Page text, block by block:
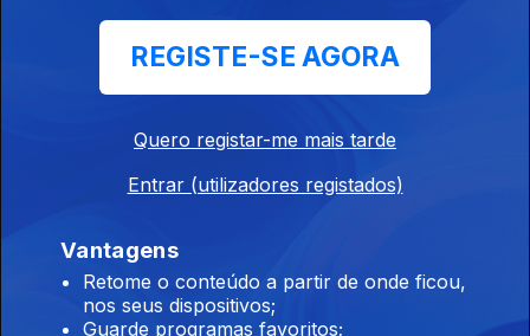
Tempo de revolução
05 mar. 2024
Em 1973 a "Tourada" finta a censura, em 74 "E Depois do
um festival que traduz os ecos do país de então. Neste
A idade de ouro
Entre 1969 e 1972 uma nova geração de autores e vozes dá
novos rumos ao Festival da Canção e,em pleno marcelismo,
semeiam-se sinais de mudança. O musicólogo Rui Vieira Nery
REGISTE-SE AGORA
Quero registar-me mais tarde
Entrar (utilizadores registados)
Vantagens
Retome o conteúdo a partir de onde ficou,
nos seus dispositivos;
Guarde programas favoritos;